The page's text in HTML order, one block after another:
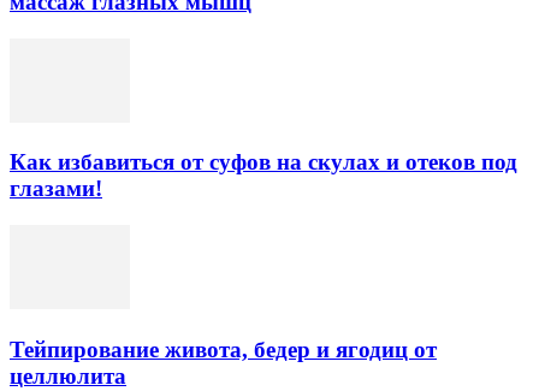
Как избавиться от суфов на скулах и отеков под
глазами!
Тейпирование живота, бедер и ягодиц от
целлюлита